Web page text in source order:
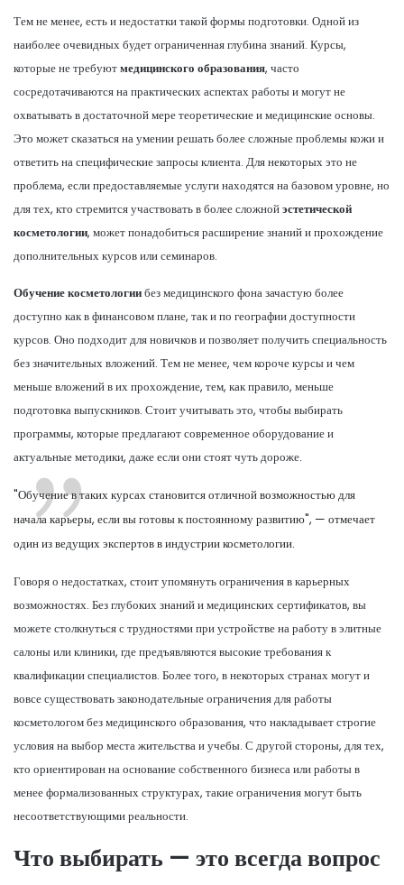
Тем не менее, есть и недостатки такой формы подготовки. Одной из
наиболее очевидных будет ограниченная глубина знаний. Курсы,
которые не требуютмедицинского образования, часто
сосредотачиваются на практических аспектах работы и могут не
охватывать в достаточной мере теоретические и медицинские основы.
Это может сказаться на умении решать более сложные проблемы кожи и
ответить на специфические запросы клиента. Для некоторых это не
проблема, если предоставляемые услуги находятся на базовом уровне, но
для тех, кто стремится участвовать в более сложнойэстетической
косметологии, может понадобиться расширение знаний и прохождение
дополнительных курсов или семинаров.
Обучение косметологиибез медицинского фона зачастую более
доступно как в финансовом плане, так и по географии доступности
курсов. Оно подходит для новичков и позволяет получить специальность
без значительных вложений. Тем не менее, чем короче курсы и чем
меньше вложений в их прохождение, тем, как правило, меньше
подготовка выпускников. Стоит учитывать это, чтобы выбирать
программы, которые предлагают современное оборудование и
актуальные методики, даже если они стоят чуть дороже.
"Обучение в таких курсах становится отличной возможностью для
начала карьеры, если вы готовы к постоянному развитию", — отмечает
один из ведущих экспертов в индустрии косметологии.
Говоря о недостатках, стоит упомянуть ограничения в карьерных
возможностях. Без глубоких знаний и медицинских сертификатов, вы
можете столкнуться с трудностями при устройстве на работу в элитные
салоны или клиники, где предъявляются высокие требования к
квалификации специалистов. Более того, в некоторых странах могут и
вовсе существовать законодательные ограничения для работы
косметологом без медицинского образования, что накладывает строгие
условия на выбор места жительства и учебы. С другой стороны, для тех,
кто ориентирован на основание собственного бизнеса или работы в
менее формализованных структурах, такие ограничения могут быть
несоответствующими реальности.
Что выбирать — это всегда вопрос